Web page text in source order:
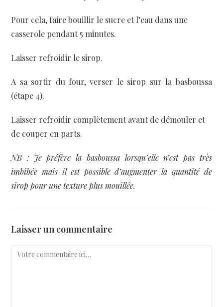
Pour cela, faire bouillir le sucre et l’eau dans une
casserole pendant 5 minutes.
Laisser refroidir le sirop.
A sa sortir du four, verser le sirop sur la basboussa
(étape 4).
Laisser refroidir complètement avant de démouler et
de couper en parts.
NB : Je préfère la basboussa lorsqu’elle n’est pas très
imbibée mais il est possible d’augmenter la quantité de
sirop pour une texture plus mouillée.
Laisser un commentaire